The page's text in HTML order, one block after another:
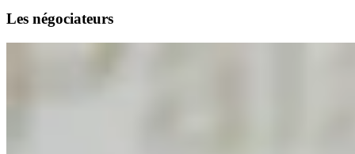
Les négociateurs